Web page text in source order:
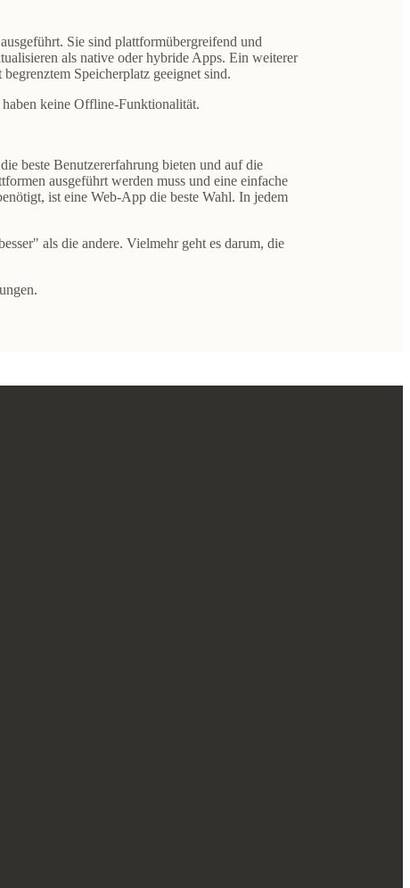
Sie sind plattformübergreifend und
als native oder hybride Apps. Ein weiterer
Speicherplatz geeignet sind.
keine Offline-Funktionalität.
beste Benutzererfahrung bieten und auf die
ausgeführt werden muss und eine einfache
ist eine Web-App die beste Wahl. In jedem
als die andere. Vielmehr geht es darum, die